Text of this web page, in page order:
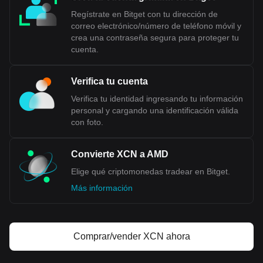
Regístrate en Bitget con tu dirección de
correo electrónico/número de teléfono móvil y
crea una contraseña segura para proteger tu
cuenta.
Verifica tu cuenta
Verifica tu identidad ingresando tu información
personal y cargando una identificación válida
con foto.
Convierte XCN a AMD
Elige qué criptomonedas tradear en Bitget.
Más información
Comprar/vender XCN ahora